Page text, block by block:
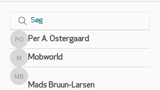
Per A. Ostergaard
Per A. Ostergaard
Mobworld
Mobworld
Mads Bruun-Larsen
Mads Bruun-Larsen